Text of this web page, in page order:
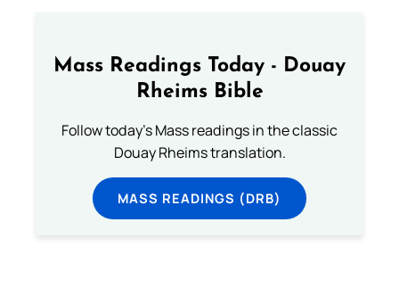
Mass Readings Today - Douay
Rheims Bible
Follow today's Mass readings in the classic
Douay Rheims translation.
MASS READINGS (DRB)